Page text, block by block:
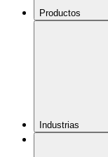
Productos
Industrias